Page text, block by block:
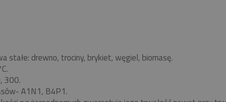
stałe: drewno, trociny, brykiet, węgiel, biomasę.
300.
A1N1, B4P1.